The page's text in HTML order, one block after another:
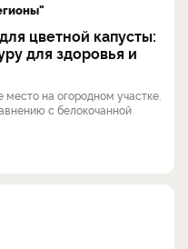
цветной капусты:
для здоровья и
на огородном участке.
с белокочанной